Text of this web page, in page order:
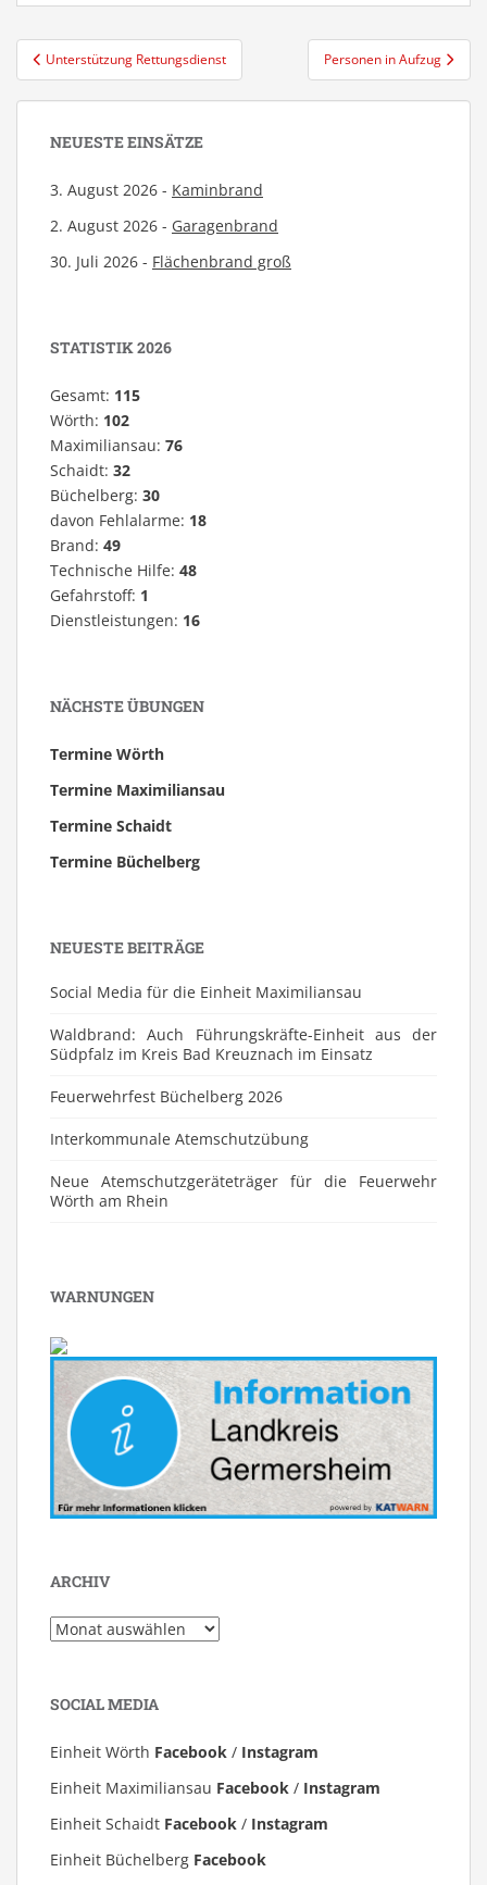
Beitragsnavigation
Unterstützung Rettungsdienst Personen in Aufzug
NEUESTE EINSÄTZE
3. August 2026 - Kaminbrand
2. August 2026 - Garagenbrand
30. Juli 2026 - Flächenbrand groß
STATISTIK 2026
Gesamt: 115
Wörth: 102
Maximiliansau: 76
Schaidt: 32
Büchelberg: 30
davon Fehlalarme: 18
Brand: 49
Technische Hilfe: 48
Gefahrstoff: 1
Dienstleistungen: 16
NÄCHSTE ÜBUNGEN
Termine Wörth
Termine Maximiliansau
Termine Schaidt
Termine Büchelberg
NEUESTE BEITRÄGE
Social Media für die Einheit Maximiliansau
Waldbrand: Auch Führungskräfte-Einheit aus der
Südpfalz im Kreis Bad Kreuznach im Einsatz
Feuerwehrfest Büchelberg 2026
⁠Interkommunale Atemschutzübung
Neue Atemschutzgeräteträger für die Feuerwehr
Wörth am Rhein
WARNUNGEN
ARCHIV
Archiv
SOCIAL MEDIA
Einheit Wörth Facebook / Instagram
Einheit Maximiliansau Facebook / Instagram
Einheit Schaidt Facebook / Instagram
Einheit Büchelberg Facebook